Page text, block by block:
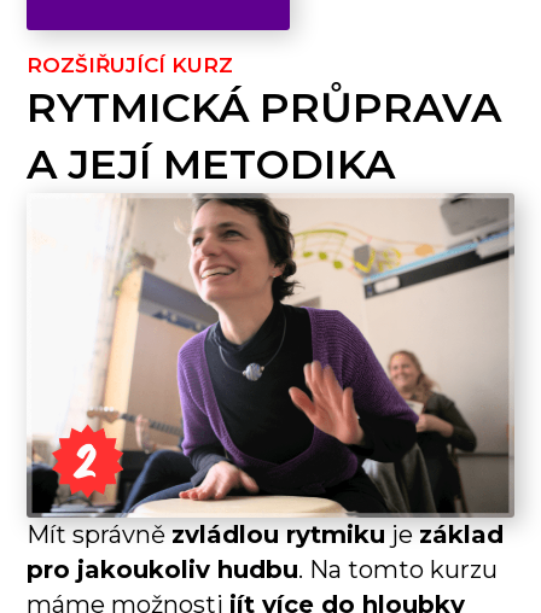
ROZŠIŘUJÍCÍ KURZ
RYTMICKÁ PRŮPRAVA
A JEJÍ METODIKA
Mít správnězvládlou rytmikujezáklad
pro jakoukoliv hudbu. Na tomto kurzu
máme možnosti jít více do hloubky